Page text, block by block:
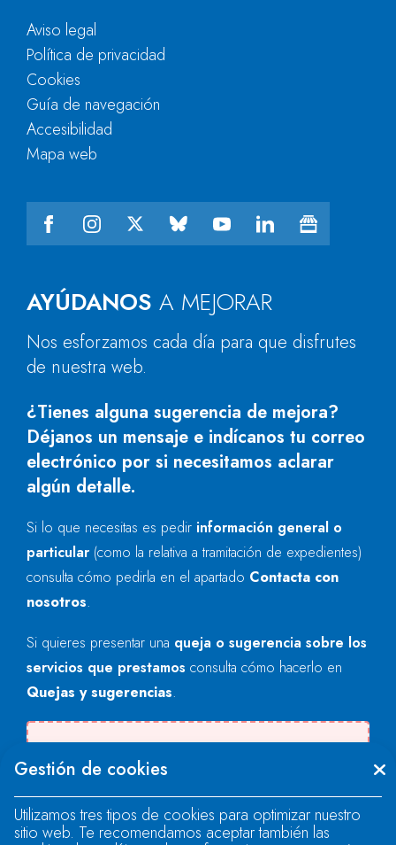
AYÚDANOS A MEJORAR
Nos esforzamos cada día para que disfrutes
de nuestra web.
¿Tienes alguna sugerencia de mejora?
Déjanos un mensaje e indícanos tu correo
electrónico por si necesitamos aclarar
algún detalle.
Si lo que necesitas es pedir información general o
particular (como la relativa a tramitación de expedientes)
consulta cómo pedirla en el apartado Contacta con
nosotros.
Si quieres presentar una queja o sugerencia sobre los
servicios que prestamos consulta cómo hacerlo en
Quejas y sugerencias.
"text".
Aviso legal
Política de privacidad
Cookies
Guía de navegación
Accesibilidad
Mapa web
Gestión de cookies
Utilizamos tres tipos de cookies para optimizar nuestro
sitio web. Te recomendamos aceptar también las